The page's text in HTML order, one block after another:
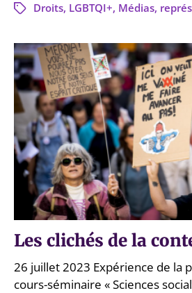
Droits, LGBTQI+, Médias,
Les clichés de la
26 juillet 2023 Expérience de la
cours-séminaire « Sciences